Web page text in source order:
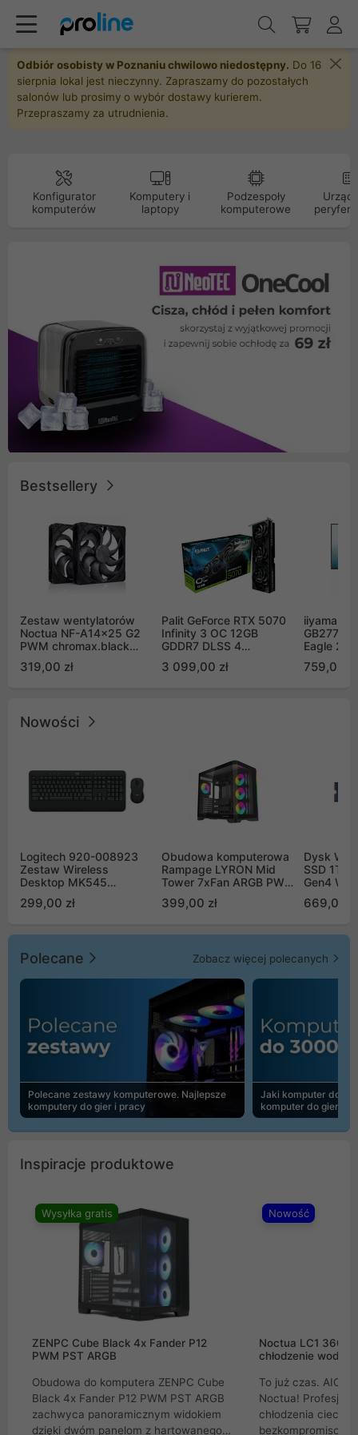
Odbiór osobisty w Poznaniu chwilowo niedostępny. Do 16
sierpnia lokal jest nieczynny. Zapraszamy do pozostałych
salonów lub prosimy o wybór dostawy kurierem.
Przepraszamy za utrudnienia.
Konfigurator
komputerów
Komputery i
laptopy
Podzespoły
komputerowe
Bestsellery
Zestaw wentylatorów
Noctua NF-A14x25 G2
PWM chromax.black
Push Pull (2szt)
319,00 zł
Palit GeForce RTX 5070
Infinity 3 OC 12GB
GDDR7 DLSS 4
GB2050S)
3 099,00 zł
iiyama G-
Eagle 27"
759,00 zł
Nowości
Logitech 920-008923
Zestaw Wireless
Desktop MK545
299,00 zł
Obudowa komputerowa
Rampage LYRON Mid
Tower 7xFan ARGB PWM
399,00 zł
Dysk WD
SSD 1TB
Gen4
669,00
Polecane Zobacz więcej polecanych
Polecane zestawy komputerowe. Najlepsze
komputery do gier i pracy
Jaki komputer do
komputer do gier |
Inspiracje produktowe
Wysyłka gratis
ZENPC Cube Black 4x Fander P12
PWM PST ARGB
Obudowa do komputera ZENPC Cube
Black 4x Fander P12 PWM PST ARGB
zachwyca panoramicznym widokiem
dzięki dwóm panelom z hartowanego
Nowość
Noctua LC1
chłodzenie wodne
To już czas. AIO
Noctua!
chłodzenia cieczą